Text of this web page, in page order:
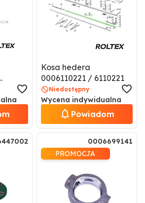
Kosa hedera
0006110221 / 6110221
Niedostępny
Wycena indywidualna
Powiadom
0006699141
PROMOCJA